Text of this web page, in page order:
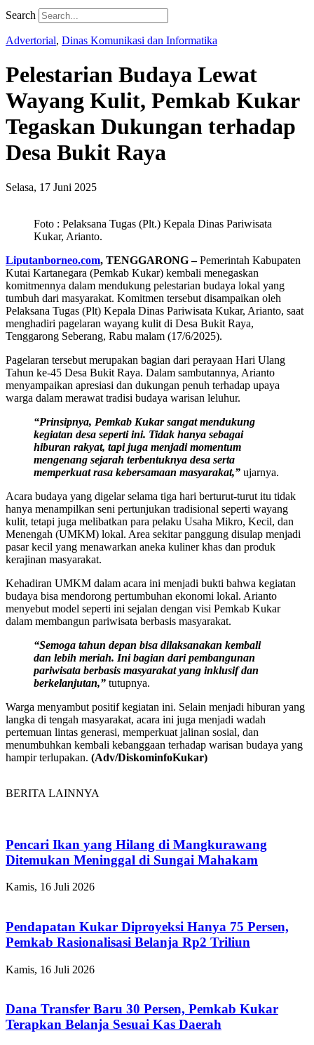
Search
Advertorial, Dinas Komunikasi dan Informatika
Pelestarian Budaya Lewat
Wayang Kulit, Pemkab Kukar
Tegaskan Dukungan terhadap
Desa Bukit Raya
Selasa, 17 Juni 2025
Foto : Pelaksana Tugas (Plt.) Kepala Dinas Pariwisata
Kukar, Arianto.
Liputanborneo.com, TENGGARONG –Pemerintah Kabupaten
Kutai Kartanegara (Pemkab Kukar) kembali menegaskan
komitmennya dalam mendukung pelestarian budaya lokal yang
tumbuh dari masyarakat. Komitmen tersebut disampaikan oleh
Pelaksana Tugas (Plt) Kepala Dinas Pariwisata Kukar, Arianto, saat
menghadiri pagelaran wayang kulit di Desa Bukit Raya,
Tenggarong Seberang, Rabu malam (17/6/2025).
Pagelaran tersebut merupakan bagian dari perayaan Hari Ulang
Tahun ke-45 Desa Bukit Raya. Dalam sambutannya, Arianto
menyampaikan apresiasi dan dukungan penuh terhadap upaya
warga dalam merawat tradisi budaya warisan leluhur.
“Prinsipnya, Pemkab Kukar sangat mendukung
kegiatan desa seperti ini. Tidak hanya sebagai
hiburan rakyat, tapi juga menjadi momentum
mengenang sejarah terbentuknya desa serta
memperkuat rasa kebersamaan masyarakat,” ujarnya.
Acara budaya yang digelar selama tiga hari berturut-turut itu tidak
hanya menampilkan seni pertunjukan tradisional seperti wayang
kulit, tetapi juga melibatkan para pelaku Usaha Mikro, Kecil, dan
Menengah (UMKM) lokal. Area sekitar panggung disulap menjadi
pasar kecil yang menawarkan aneka kuliner khas dan produk
kerajinan masyarakat.
Kehadiran UMKM dalam acara ini menjadi bukti bahwa kegiatan
budaya bisa mendorong pertumbuhan ekonomi lokal. Arianto
menyebut model seperti ini sejalan dengan visi Pemkab Kukar
dalam membangun pariwisata berbasis masyarakat.
“Semoga tahun depan bisa dilaksanakan kembali
dan lebih meriah. Ini bagian dari pembangunan
pariwisata berbasis masyarakat yang inklusif dan
berkelanjutan,” tutupnya.
Warga menyambut positif kegiatan ini. Selain menjadi hiburan yang
langka di tengah masyarakat, acara ini juga menjadi wadah
pertemuan lintas generasi, memperkuat jalinan sosial, dan
menumbuhkan kembali kebanggaan terhadap warisan budaya yang
hampir terlupakan. (Adv/DiskominfoKukar)
BERITA LAINNYA
Pencari Ikan yang Hilang di Mangkurawang
Ditemukan Meninggal di Sungai Mahakam
Kamis, 16 Juli 2026
Pendapatan Kukar Diproyeksi Hanya 75 Persen,
Pemkab Rasionalisasi Belanja Rp2 Triliun
Kamis, 16 Juli 2026
Dana Transfer Baru 30 Persen, Pemkab Kukar
Terapkan Belanja Sesuai Kas Daerah